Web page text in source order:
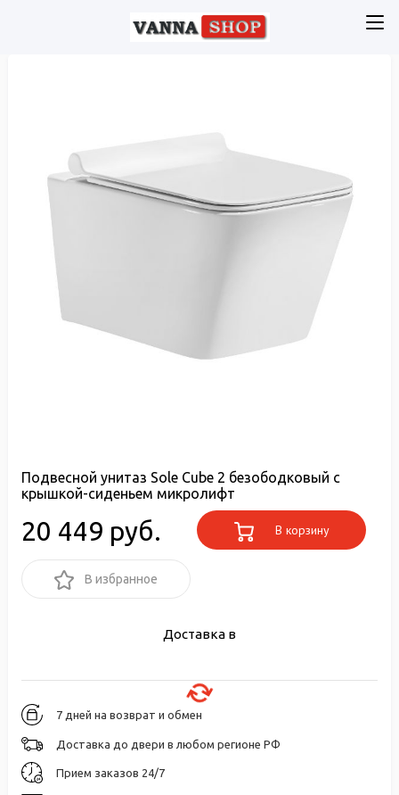
Подвесной унитаз Sole Cube 2 безободковый с
крышкой-сиденьем микролифт
20 449 руб. В корзину
В избранное
Доставка в
7 дней на возврат и обмен
Доставка до двери в любом регионе РФ
Прием заказов 24/7